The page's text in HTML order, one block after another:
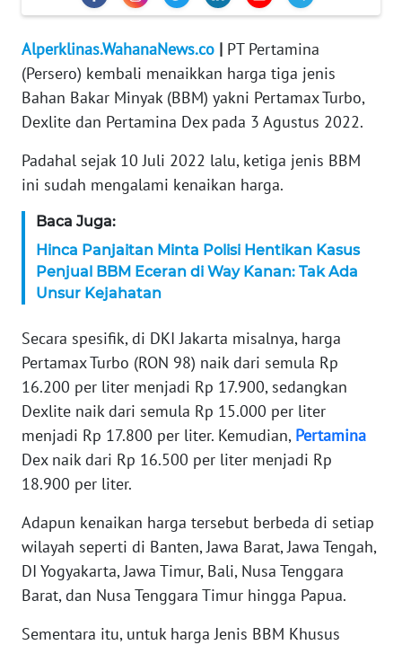
Alperklinas.WahanaNews.co | PT Pertamina
(Persero) kembali menaikkan harga tiga jenis
Bahan Bakar Minyak (BBM) yakni Pertamax Turbo,
Dexlite dan Pertamina Dex pada 3 Agustus 2022.
Padahal sejak 10 Juli 2022 lalu, ketiga jenis BBM
ini sudah mengalami kenaikan harga.
Baca Juga:
Hinca Panjaitan Minta Polisi Hentikan Kasus
Penjual BBM Eceran di Way Kanan: Tak Ada
Unsur Kejahatan
Secara spesifik, di DKI Jakarta misalnya, harga
Pertamax Turbo (RON 98) naik dari semula Rp
16.200 per liter menjadi Rp 17.900, sedangkan
Dexlite naik dari semula Rp 15.000 per liter
menjadi Rp 17.800 per liter. Kemudian, Pertamina
Dex naik dari Rp 16.500 per liter menjadi Rp
18.900 per liter.
Adapun kenaikan harga tersebut berbeda di setiap
wilayah seperti di Banten, Jawa Barat, Jawa Tengah,
DI Yogyakarta, Jawa Timur, Bali, Nusa Tenggara
Barat, dan Nusa Tenggara Timur hingga Papua.
Sementara itu, untuk harga Jenis BBM Khusus
PEDOMAN
SIBER
REDAKSI
Wahana
Regional
SUMUT
WN
JAKARTA
WN
JABAR
WN
BANTEN
WN